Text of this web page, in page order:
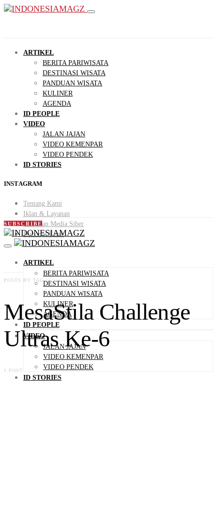
ARTIKEL
BERITA PARIWISATA
DESTINASI WISATA
PANDUAN WISATA
KULINER
AGENDA
ID PEOPLE
VIDEO
JALAN JAJAN
VIDEO KEMENPAR
VIDEO PENDEK
ID STORIES
INSTAGRAM
Tentang Kami
Iklan & Layanan
Pedoman Media Siber
Hubungi Kami
SUBSCRIBE
ARTIKEL
BERITA PARIWISATA
DESTINASI WISATA
PANDUAN WISATA
KULINER
AGENDA
ID PEOPLE
VIDEO
JALAN JAJAN
VIDEO KEMENPAR
VIDEO PENDEK
ID STORIES
POSTS BY TAG
MesaStila Challenge
Ultras Ke-6
1 POST